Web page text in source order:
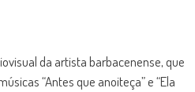
da artista barbacenense, que
“Antes que anoiteça” e “Ela